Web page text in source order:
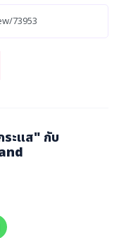
ระแส" กับ